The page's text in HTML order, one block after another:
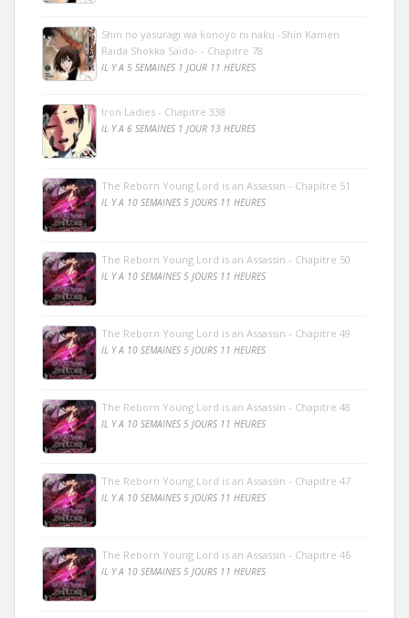
Shin no yasuragi wa konoyo ni naku -Shin Kamen
Raida Shokka Saido- - Chapitre 78
IL Y A 5 SEMAINES 1 JOUR 11 HEURES
Iron Ladies - Chapitre 338
IL Y A 6 SEMAINES 1 JOUR 13 HEURES
The Reborn Young Lord is an Assassin - Chapitre 51
IL Y A 10 SEMAINES 5 JOURS 11 HEURES
The Reborn Young Lord is an Assassin - Chapitre 50
IL Y A 10 SEMAINES 5 JOURS 11 HEURES
The Reborn Young Lord is an Assassin - Chapitre 49
IL Y A 10 SEMAINES 5 JOURS 11 HEURES
The Reborn Young Lord is an Assassin - Chapitre 48
IL Y A 10 SEMAINES 5 JOURS 11 HEURES
The Reborn Young Lord is an Assassin - Chapitre 47
IL Y A 10 SEMAINES 5 JOURS 11 HEURES
The Reborn Young Lord is an Assassin - Chapitre 46
IL Y A 10 SEMAINES 5 JOURS 11 HEURES